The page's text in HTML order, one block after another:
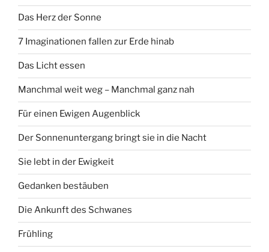
Das Herz der Sonne
7 Imaginationen fallen zur Erde hinab
Das Licht essen
Manchmal weit weg – Manchmal ganz nah
Für einen Ewigen Augenblick
Der Sonnenuntergang bringt sie in die Nacht
Sie lebt in der Ewigkeit
Gedanken bestäuben
Die Ankunft des Schwanes
Frühling